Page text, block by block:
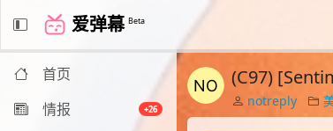
爱弹幕 Beta
首页
情报
+26
(C97)
notreply